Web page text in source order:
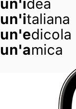
un'idea
un'italiana
un'edicola
un'amica